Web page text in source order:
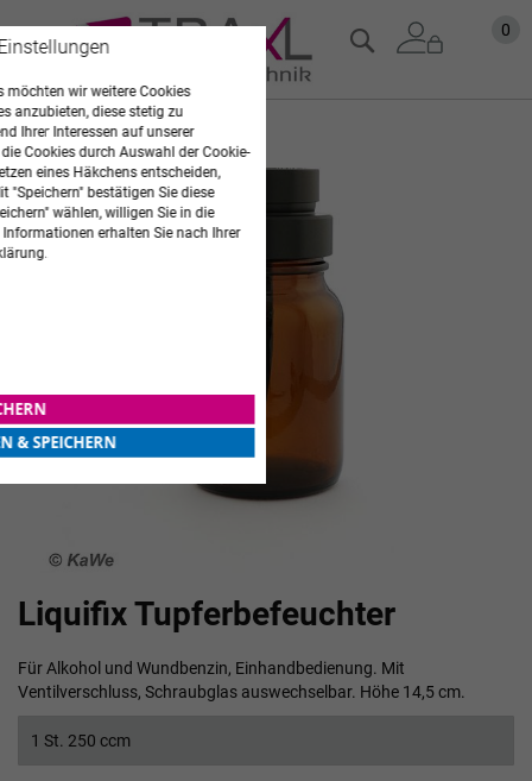
Zum
Inhalt
0
Suche
Liquifix Tupferbefeuchter
Für Alkohol und Wundbenzin, Einhandbedienung. Mit
Ventilverschluss, Schraubglas auswechselbar. Höhe 14,5 cm.
1 St. 250 ccm
Zum
Ende
der
Bildgalerie
springen
Anfang
der
springen
möchten wir weitere Cookies
anzubieten, diese stetig zu
Ihrer Interessen auf unserer
Cookies durch Auswahl der Cookie-
eines Häkchens entscheiden,
"Speichern" bestätigen Sie diese
wählen, willigen Sie in die
erhalten Sie nach Ihrer
& SPEICHERN